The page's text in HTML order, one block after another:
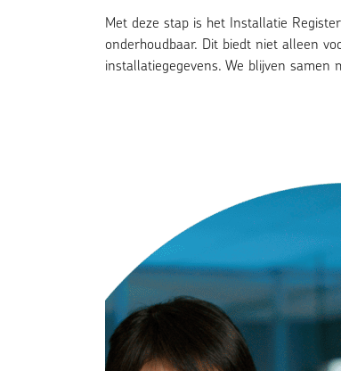
Met deze stap is het Installatie
onderhoudbaar. Dit biedt niet alleen
installatiegegevens. We blijven